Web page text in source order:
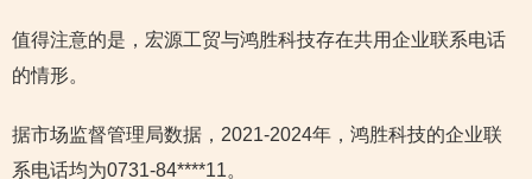
值得注意的是，宏源工贸与鸿胜科技存在共用企业联系电话
的情形。
据市场监督管理局数据，2021-2024年，鸿胜科技的企业联
系电话均为0731-84****11。